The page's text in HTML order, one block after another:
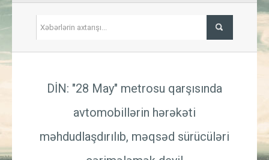
İqtisadiyyat
Hadisə
DİN: "28 May" metrosu qarşısında
avtomobillərin hərəkəti
məhdudlaşdırılıb, məqsəd sürücüləri